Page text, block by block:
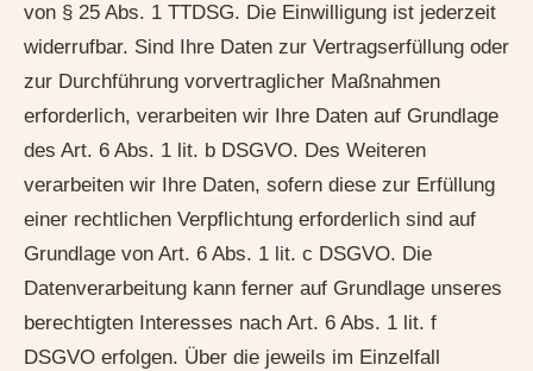
von § 25 Abs. 1 TTDSG. Die Einwilligung ist jederzeit
widerrufbar. Sind Ihre Daten zur Vertragserfüllung oder
zur Durchführung vorvertraglicher Maßnahmen
erforderlich, verarbeiten wir Ihre Daten auf Grundlage
des Art. 6 Abs. 1 lit. b DSGVO. Des Weiteren
verarbeiten wir Ihre Daten, sofern diese zur Erfüllung
einer rechtlichen Verpflichtung erforderlich sind auf
Grundlage von Art. 6 Abs. 1 lit. c DSGVO. Die
Datenverarbeitung kann ferner auf Grundlage unseres
berechtigten Interesses nach Art. 6 Abs. 1 lit. f
DSGVO erfolgen. Über die jeweils im Einzelfall